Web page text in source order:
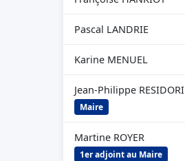
Pascal LANDRIE
Karine MENUEL
Jean-Philippe RESIDORI
Maire
Martine ROYER
1er adjoint au Maire